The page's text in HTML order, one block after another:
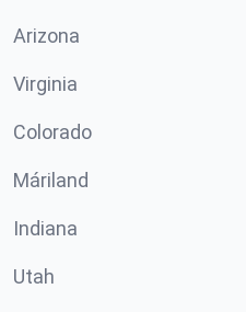
Arizona
Virginia
Colorado
Máriland
Indiana
Utah